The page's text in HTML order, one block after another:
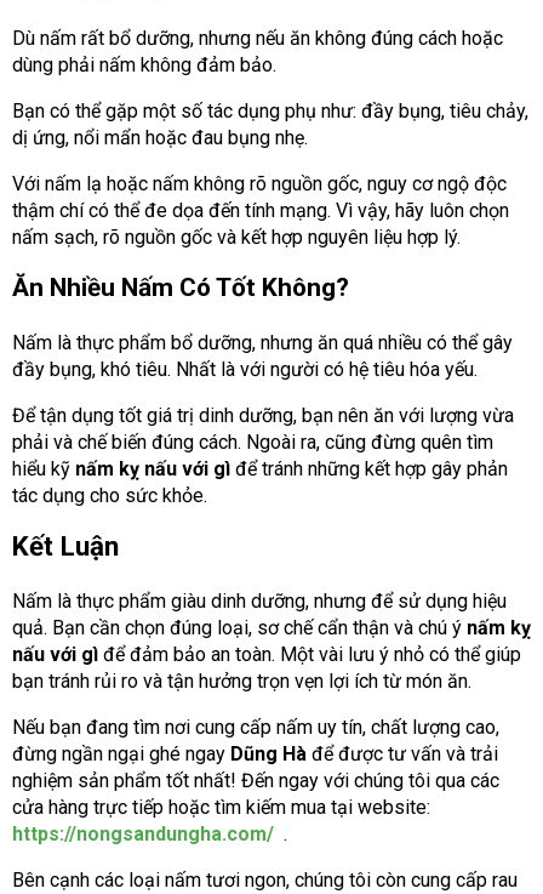
Dù nấm rất bổ dưỡng, nhưng nếu ăn không đúng cách hoặc
dùng phải nấm không đảm bảo.
Bạn có thể gặp một số tác dụng phụ như: đầy bụng, tiêu chảy,
dị ứng, nổi mẩn hoặc đau bụng nhẹ.
Với nấm lạ hoặc nấm không rõ nguồn gốc, nguy cơ ngộ độc
thậm chí có thể đe dọa đến tính mạng. Vì vậy, hãy luôn chọn
nấm sạch, rõ nguồn gốc và kết hợp nguyên liệu hợp lý.
Ăn Nhiều Nấm Có Tốt Không?
Nấm là thực phẩm bổ dưỡng, nhưng ăn quá nhiều có thể gây
đầy bụng, khó tiêu. Nhất là với người có hệ tiêu hóa yếu.
Để tận dụng tốt giá trị dinh dưỡng, bạn nên ăn với lượng vừa
phải và chế biến đúng cách. Ngoài ra, cũng đừng quên tìm
hiểu kỹ nấm kỵ nấu với gì để tránh những kết hợp gây phản
tác dụng cho sức khỏe.
Kết Luận
Nấm là thực phẩm giàu dinh dưỡng, nhưng để sử dụng hiệu
quả. Bạn cần chọn đúng loại, sơ chế cẩn thận và chú ý nấm kỵ
nấu với gì để đảm bảo an toàn. Một vài lưu ý nhỏ có thể giúp
bạn tránh rủi ro và tận hưởng trọn vẹn lợi ích từ món ăn.
Nếu bạn đang tìm nơi cung cấp nấm uy tín, chất lượng cao,
đừng ngần ngại ghé ngay Dũng Hà để được tư vấn và trải
nghiệm sản phẩm tốt nhất! Đến ngay với chúng tôi qua các
cửa hàng trực tiếp hoặc tìm kiếm mua tại website:
https://nongsandungha.com/ .
Bên cạnh các loại nấm tươi ngon, chúng tôi còn cung cấp rau